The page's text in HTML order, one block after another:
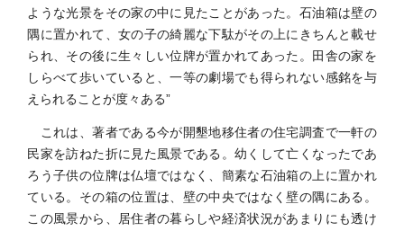
ような光景をその家の中に見たことがあった。石油箱は壁の
隅に置かれて、女の子の綺麗な下駄がその上にきちんと載せ
られ、その後に生々しい位牌が置かれてあった。田舎の家を
しらべて歩いていると、一等の劇場でも得られない感銘を与
えられることが度々ある”
これは、著者である今が開墾地移住者の住宅調査で一軒の
民家を訪ねた折に見た風景である。幼くして亡くなったであ
ろう子供の位牌は仏壇ではなく、簡素な石油箱の上に置かれ
ている。その箱の位置は、壁の中央ではなく壁の隅にある。
この風景から、居住者の暮らしや経済状況があまりにも透け